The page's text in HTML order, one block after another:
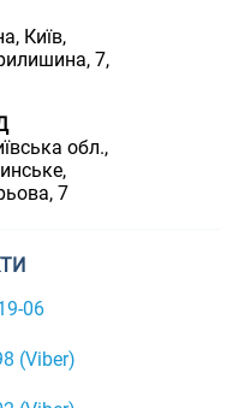
Київ,
7,
обл.,
7
06
(Viber)